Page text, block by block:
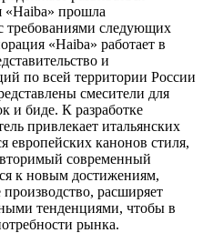
прошла
требованиями следующих
«Haiba» работает в
и
по всей территории России
смесители для
и биде. К разработке
привлекает итальянских
европейских канонов стиля,
современный
к новым достижениям,
расширяет
тенденциями, чтобы в
рынка.